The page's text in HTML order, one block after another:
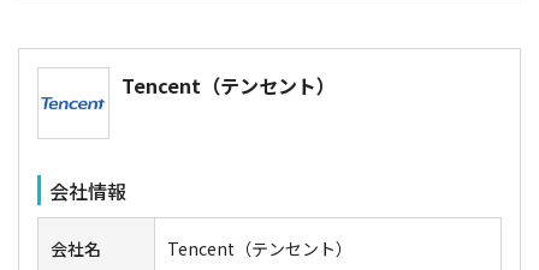
Tencent（テンセント）
会社情報
会社名 Tencent（テンセント）